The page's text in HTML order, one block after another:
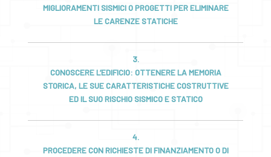
MIGLIORAMENTI SISMICI O PROGETTI PER ELIMINARE
LE CARENZE STATICHE
3.
CONOSCERE L’EDIFICIO: OTTENERE LA MEMORIA
STORICA, LE SUE CARATTERISTICHE COSTRUTTIVE
ED IL SUO RISCHIO SISMICO E STATICO
4.
PROCEDERE CON RICHIESTE DI FINANZIAMENTO O DI